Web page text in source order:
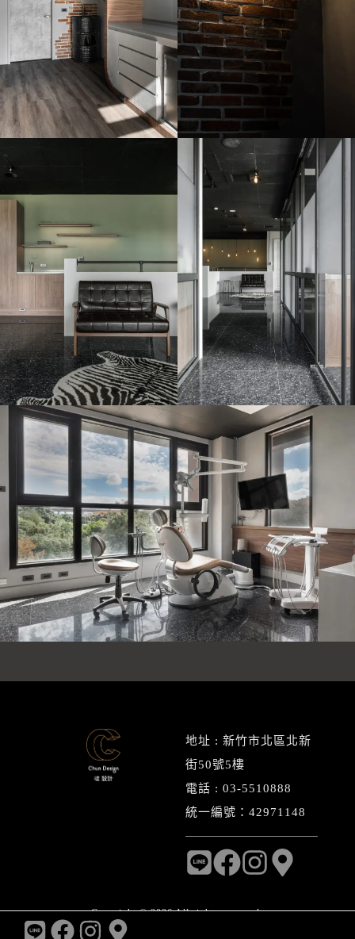
地址 : 新竹市北區北新
街50號5樓
電話 : 03-5510888
統一編號：42971148
Copyright © 2026 All rights reserved.